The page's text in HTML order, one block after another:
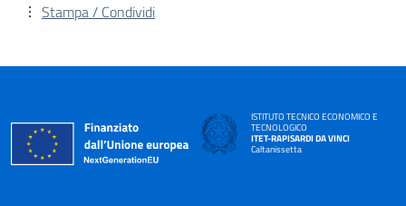
Stampa / Condividi
ISTITUTO TECNICO ECONOMICO E
TECNOLOGICO
ITET-RAPISARDI DA VINCI
Caltanissetta